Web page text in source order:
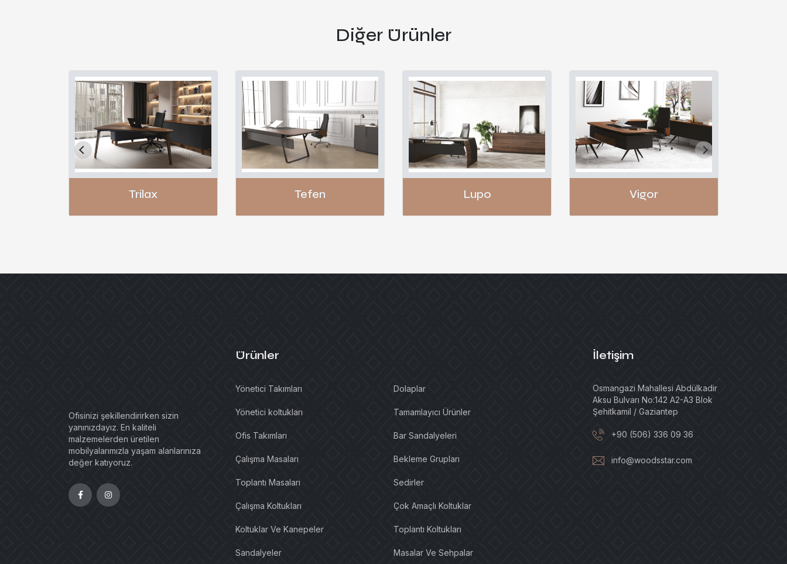
Diğer Ürünler
Trilax Tefen Lupo Vigor
Ofisinizi şekillendirirken sizin
yanınızdayız. En kaliteli
malzemelerden üretilen
mobilyalarımızla yaşam alanlarınıza
değer katıyoruz.
Ürünler
Yönetici Takımları
Yönetici koltukları
Ofis Takımları
Çalışma Masaları
Toplantı Masaları
Çalışma Koltukları
Koltuklar Ve Kanepeler
Sandalyeler
Dolaplar
Tamamlayıcı Ürünler
Bar Sandalyeleri
Bekleme Grupları
Sedirler
Çok Amaçlı Koltuklar
Toplantı Koltukları
Masalar Ve Sehpalar
İletişim
Osmangazi Mahallesi Abdülkadir
Aksu Bulvarı No:142 A2-A3 Blok
Şehitkamil / Gaziantep
+90 (506) 336 09 36
info@woodsstar.com